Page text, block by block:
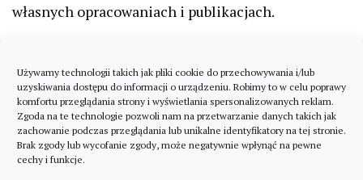
Używamy technologii takich jak pliki cookie do przechowywania i/lub
uzyskiwania dostępu do informacji o urządzeniu. Robimy to w celu poprawy
komfortu przeglądania strony i wyświetlania spersonalizowanych reklam.
Zgoda na te technologie pozwoli nam na przetwarzanie danych takich jak
zachowanie podczas przeglądania lub unikalne identyfikatory na tej stronie.
Brak zgody lub wycofanie zgody, może negatywnie wpłynąć na pewne
cechy i funkcje.
własnych opracowaniach i publikacjach.